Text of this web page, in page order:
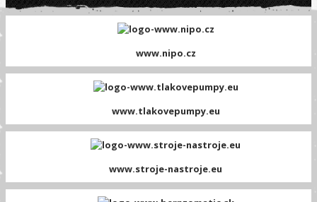
www.nipo.cz
www.tlakovepumpy.eu
www.stroje-nastroje.eu